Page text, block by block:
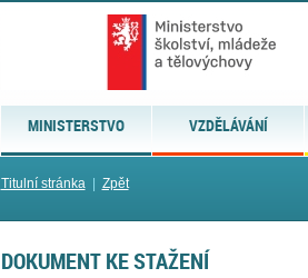
MINISTERSTVO VZDĚLÁVÁNÍ
Titulní stránka| Zpět
DOKUMENT KE STAŽENÍ